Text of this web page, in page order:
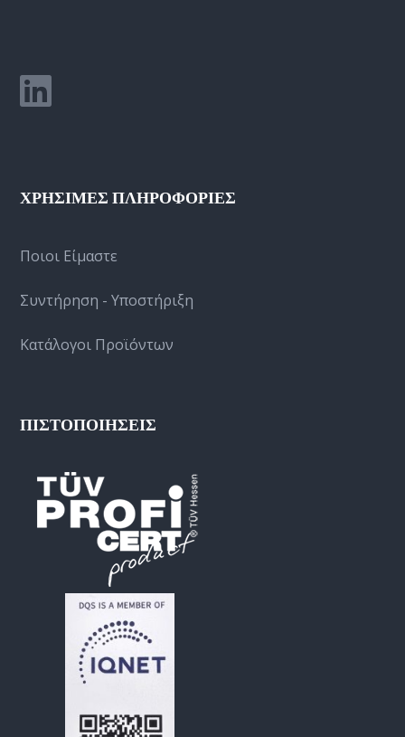
ΧΡΗΣΙΜΕΣ ΠΛΗΡΟΦΟΡΙΕΣ
Ποιοι Είμαστε
Συντήρηση - Υποστήριξη
Κατάλογοι Προϊόντων
ΠΙΣΤΟΠΟΙΗΣΕΙΣ